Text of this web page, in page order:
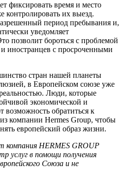
фиксировать время и место
контролировать их выезд.
период пребывания и,
уведомляет
позволит бороться с проблемой
иностранцев с просроченными
стран нашей планеты
в Европейском союзе уже
Люди, которые
экономической и
обратиться к
компании Hermes Group, чтобы
европейский образ жизни.
компания HERMES GROUP
услуг в помощи получения
Союза и не